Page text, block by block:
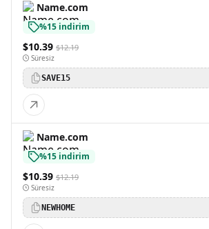
Name.com
%15 indirim
$10.39 $12.19
Süresiz
SAVE15
Name.com
%15 indirim
$10.39 $12.19
Süresiz
NEWHOME